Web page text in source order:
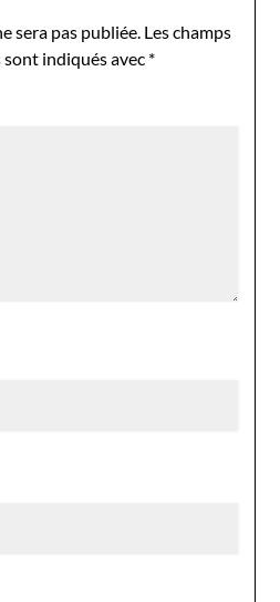
sera pas publiée. Les champs
indiqués avec *